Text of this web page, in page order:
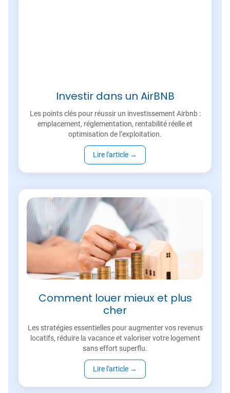
Investir dans un AirBNB
Les points clés pour réussir un investissement Airbnb :
emplacement, réglementation, rentabilité réelle et
optimisation de l’exploitation.
Lire l'article →
Comment louer mieux et plus
cher
Les stratégies essentielles pour augmenter vos revenus
locatifs, réduire la vacance et valoriser votre logement
sans effort superflu.
Lire l'article →